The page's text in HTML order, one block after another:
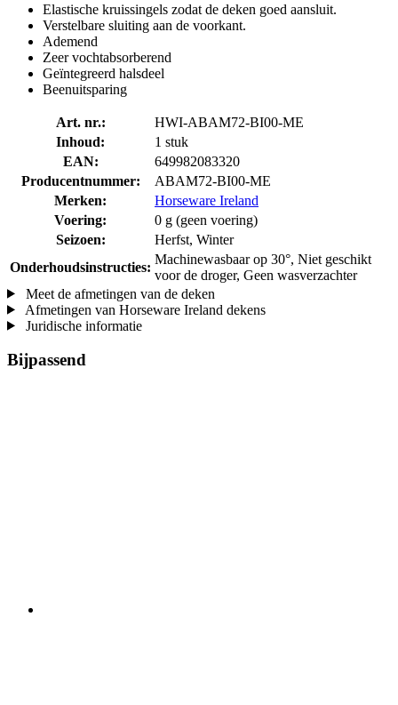
Elastische kruissingels zodat de deken goed aansluit.
Verstelbare sluiting aan de voorkant.
Ademend
Zeer vochtabsorberend
Geïntegreerd halsdeel
Beenuitsparing
Art. nr.:
HWI-ABAM72-BI00-ME
Inhoud:
1 stuk
EAN:
649982083320
Producentnummer:
ABAM72-BI00-ME
Merken:
Horseware Ireland
Voering:
0 g (geen voering)
Seizoen:
Herfst, Winter
Onderhoudsinstructies:
Machinewasbaar op 30°, Niet geschikt
voor de droger, Geen wasverzachter
Meet de afmetingen van de deken
Afmetingen van Horseware Ireland dekens
Juridische informatie
Bijpassend